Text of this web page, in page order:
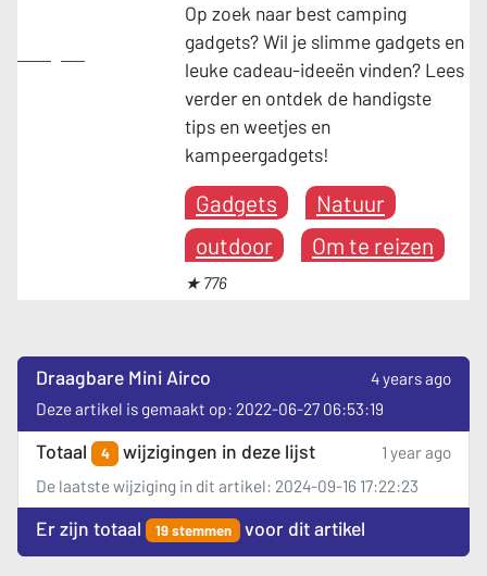
Op zoek naar best camping
gadgets? Wil je slimme gadgets en
leuke cadeau-ideeën vinden? Lees
verder en ontdek de handigste
tips en weetjes en
kampeergadgets!
Gadgets
Natuur
outdoor
Om te reizen
★ 776
Draagbare Mini Airco
4 years ago
Deze artikel is gemaakt op: 2022-06-27 06:53:19
Totaal 4 wijzigingen in deze lijst
1 year ago
De laatste wijziging in dit artikel: 2024-09-16 17:22:23
Er zijn totaal 19 stemmen voor dit artikel